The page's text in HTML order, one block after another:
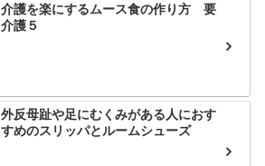
介護を楽にするムース食の作り方 要
介護５
外反母趾や足にむくみがある人におす
すめのスリッパとルームシューズ